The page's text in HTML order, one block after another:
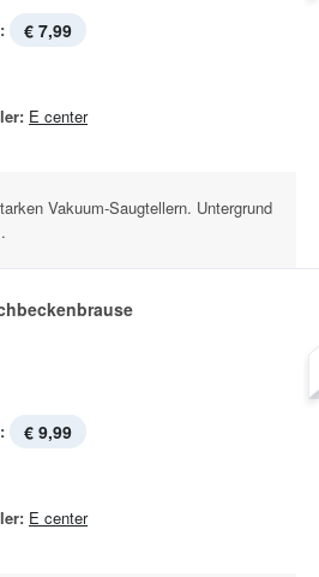
€ 7,99
E center
Vakuum-Saugtellern. Untergrund
€ 9,99
E center